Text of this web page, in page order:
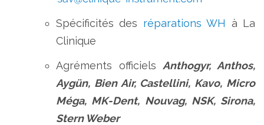
Spécificités des réparations WH à La
Clinique
Agréments officiels Anthogyr, Anthos,
Aygün, Bien Air, Castellini, Kavo, Micro
Méga, MK-Dent, Nouvag, NSK, Sirona,
Stern Weber